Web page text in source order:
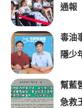
通報
毒油
隱少
幫藍
急救